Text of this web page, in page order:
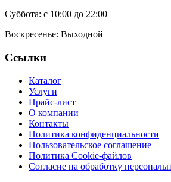
Суббота: с 10:00 до 22:00
Воскресенье: Выходной
Ссылки
Каталог
Услуги
Прайс-лист
О компании
Контакты
Политика конфиденциальности
Пользовательское соглашение
Политика Cookie-файлов
Согласие на обработку